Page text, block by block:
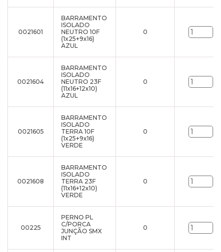
0021601
BARRAMENTO
ISOLADO
NEUTRO 10F
(1x25+9x16)
AZUL
0
0021604
BARRAMENTO
ISOLADO
NEUTRO 23F
(11x16+12x10)
AZUL
0
0021605
BARRAMENTO
ISOLADO
TERRA 10F
(1x25+9x16)
VERDE
0
0021608
BARRAMENTO
ISOLADO
TERRA 23F
(11x16+12x10)
VERDE
0
00225
PERNO PL
C/PORCA
JUNÇÃO SMX
INT
0